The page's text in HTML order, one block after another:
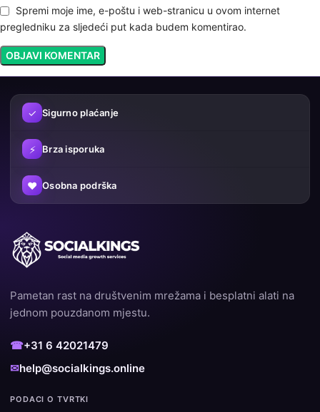
Spremi moje ime, e-poštu i web-stranicu u ovom internet
pregledniku za sljedeći put kada budem komentirao.
✓ Sigurno plaćanje
⚡ Brza isporuka
♥ Osobna podrška
Pametan rast na društvenim mrežama i besplatni alati na
jednom pouzdanom mjestu.
☎+31 6 42021479
✉help@socialkings.online
PODACI O TVRTKI